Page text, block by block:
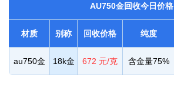
AU750金回收今日价格
材质 别称 回收价格 纯度
au750金 18k金 672 元/克 含金量75%